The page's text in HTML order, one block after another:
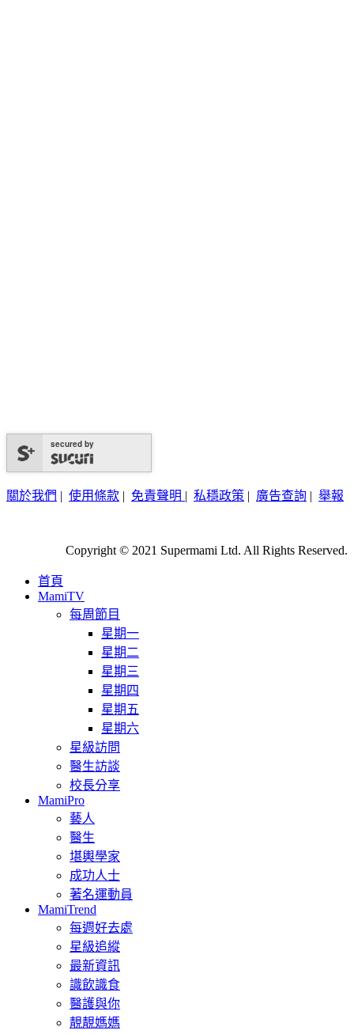
secured by
關於我們 | 使用條款 | 免責聲明 | 私穩政策 | 廣告查詢 | 舉報
Copyright © 2021 Supermami Ltd. All Rights Reserved.
首頁
MamiTV
每周節目
星期一
星期二
星期三
星期四
星期五
星期六
星級訪問
醫生訪談
校長分享
MamiPro
藝人
醫生
堪輿學家
成功人士
著名運動員
MamiTrend
每週好去處
星級追縱
最新資訊
識飲識食
醫護與你
靚靚媽媽